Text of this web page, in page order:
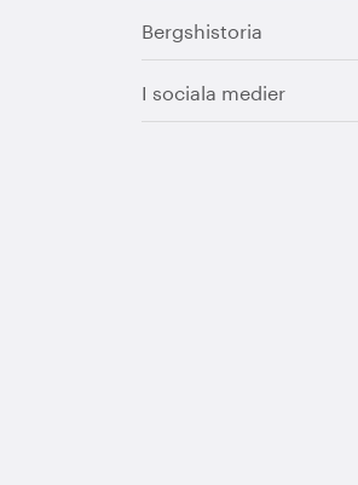
Bergshistoria
I sociala medier